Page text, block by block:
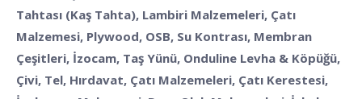
Tahtası (Kaş Tahta), Lambiri Malzemeleri, Çatı
Malzemesi, Plywood, OSB, Su Kontrası, Membran
Çeşitleri, İzocam, Taş Yünü, Onduline Levha & Köpüğü,
Çivi, Tel, Hırdavat, Çatı Malzemeleri, Çatı Kerestesi,